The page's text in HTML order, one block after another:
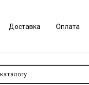
Доставка Оплата